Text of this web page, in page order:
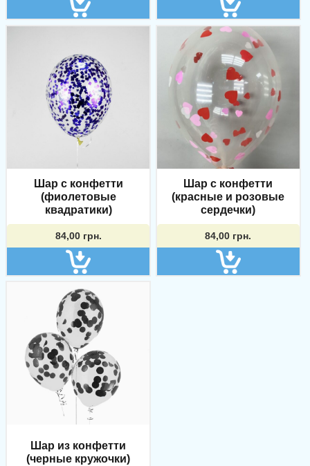
Шар с конфетти
(фиолетовые
квадратики)
84,00 грн.
Шар с конфетти
(красные и розовые
сердечки)
84,00 грн.
Шар из конфетти
(черные кружочки)